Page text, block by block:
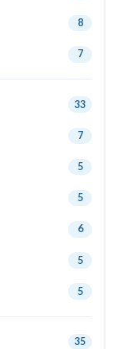
8
7
33
7
5
5
6
5
5
35